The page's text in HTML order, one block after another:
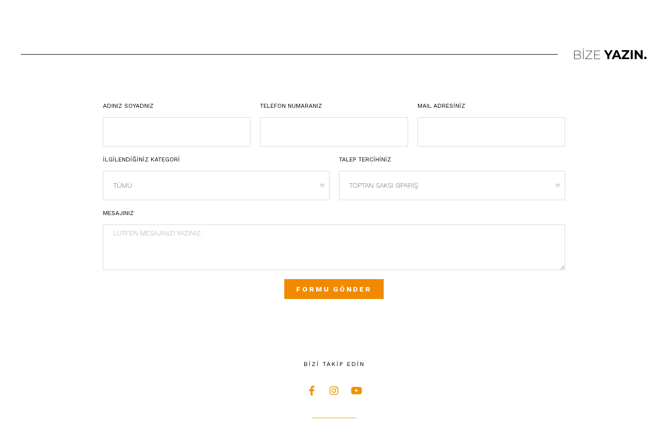
BİZEYAZIN.
ADINIZ SOYADNIZ TELEFON NUMARANIZ MAIL ADRESİNİZ
İLGİLENDİĞİNİZ KATEGORİ TALEP TERCİHİNİZ
MESAJINIZ
FORMU GÖNDER
BİZİ TAKİP EDİN